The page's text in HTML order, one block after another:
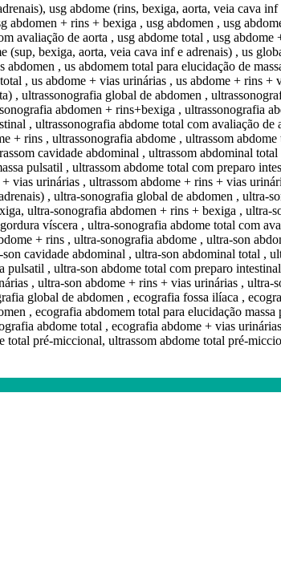
usg abdome (rins, bexiga, aorta, veia cava
+ rins + bexiga , usg abdomen , usg
avaliação de aorta , usg abdome total , usg
(sup, bexiga, aorta, veia cava inf e adrenais) , us
, us abdomem total para elucidação de
, us abdome + vias urinárias , us abdome + rins
, ultrassonografia global de abdomen ,
abdomen + rins+bexiga , ultrassonografia
, ultrassonografia abdome total com avaliação
rins , ultrassonografia abdome , ultrassom
cavidade abdominal , ultrassom abdominal
pulsatil , ultrassom abdome total com preparo
vias urinárias , ultrassom abdome + rins + vias
, ultra-sonografia global de abdomen , ultra-
ultra-sonografia abdomen + rins + bexiga , ultra-
víscera , ultra-sonografia abdome total com
+ rins , ultra-sonografia abdome , ultra-son
cavidade abdominal , ultra-son abdominal total ,
, ultra-son abdome total com preparo
, ultra-son abdome + rins + vias urinárias ,
global de abdomen , ecografia fossa ilíaca ,
, ecografia abdomem total para elucidação
abdome total , ecografia abdome + vias
pré-miccional, ultrassom abdome total pré-